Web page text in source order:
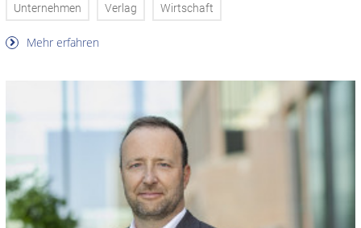
Unternehmen Verlag Wirtschaft
Mehr erfahren